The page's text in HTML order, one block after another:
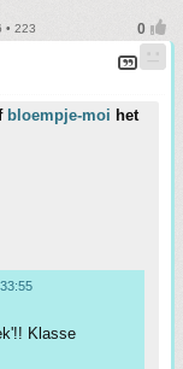
• 223
bloempje-moi het
Klasse